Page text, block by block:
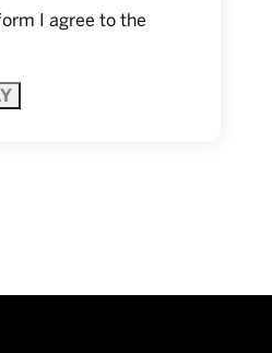
I agree to the